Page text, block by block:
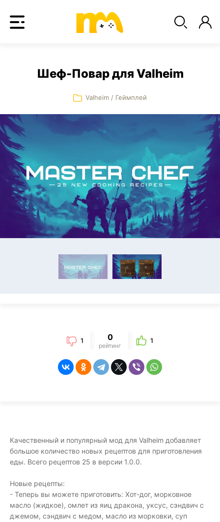
Шеф-Повар для Valheim
Valheim / Геймплей
1 0
рейтинг
1
Качественный и популярный мод для Valheim добавляет
большое количество новых рецептов для приготовления
еды. Всего рецептов 25 в версии 1.0.0.
Новые рецепты:
- Теперь вы можете приготовить: Хот-дог, морковное
масло (жидкое), омлет из яиц дракона, уксус, сэндвич с
джемом, сэндвич с медом, масло из морковки, суп